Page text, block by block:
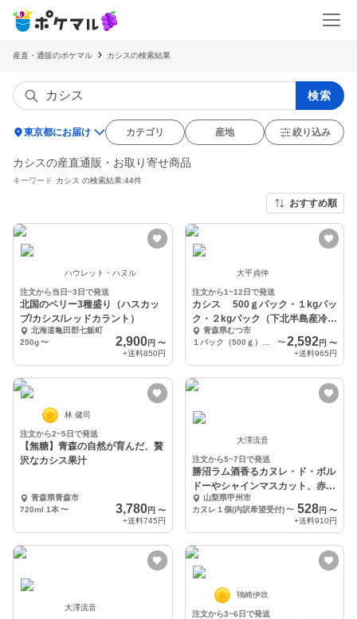
産直・通販のポケマル カシスの検索結果
検索
location_on東京都にお届け カテゴリ 産地 絞り込み
カシスの産直通販・お取り寄せ商品
キーワード カシス の検索結果:44件
おすすめ順
ハウレット・ハヌル
注文から当日~3日で発送
北国のベリー3種盛り（ハスカッ
プ/カシス/レッドカラント）
北海道亀田郡七飯町
250g〜 2,900円 〜
+送料850円
大平貞仲
注文から1~12日で発送
カシス 500ｇパック・１kgパッ
ク・２kgパック（下北半島産冷凍
カシス）
青森県むつ市
〜2,592円 〜
+送料965円
林 健司
注文から2~5日で発送
【無糖】青森の自然が育んだ、贅
沢なカシス果汁
青森県青森市
720ml 1本〜 3,780円 〜
+送料745円
大澤流音
注文から5~7日で発送
勝沼ラム酒香るカヌレ・ド・ボル
ドーやシャインマスカット、赤白
ワイン煮のカヌレ
山梨県甲州市
カヌレ１個(内訳希望受付) 〜 528円 〜
+送料910円
大澤流音
鴇崎伊吹
注文から3~6日で発送